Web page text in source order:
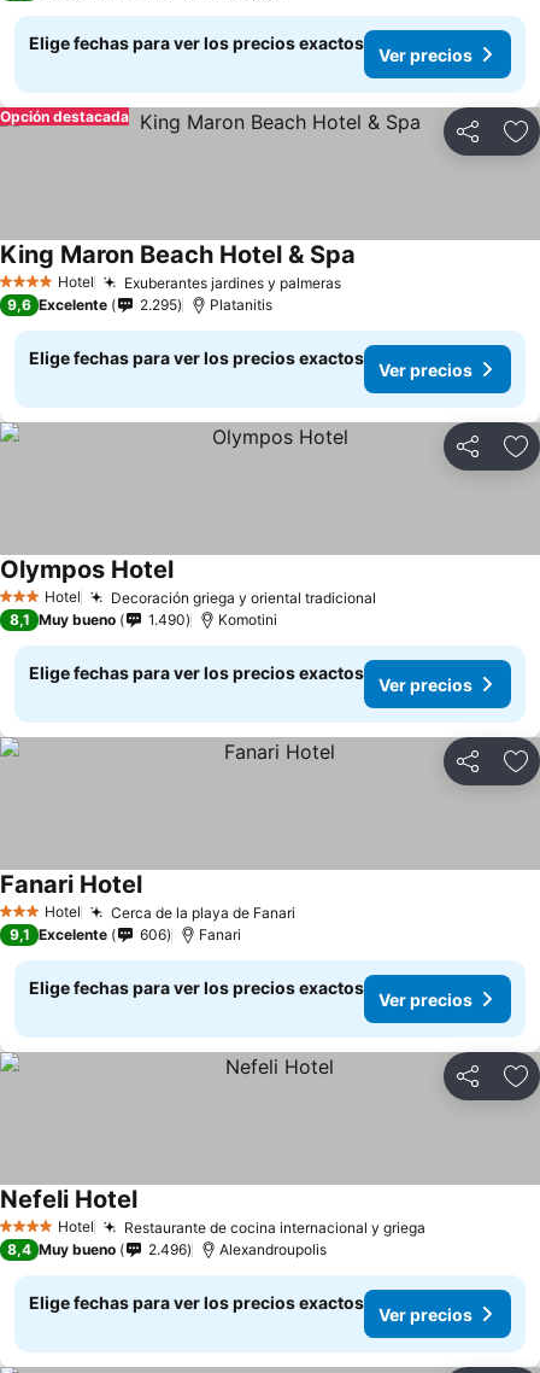
Elige fechas para ver los precios exactos
Ver precios
Compartir
Opción destacada
4 EstrellasHotel Exuberantes jardines y palmerasVer precios
King Maron Beach Hotel & Spa
9,6 Excelente 2.295 Platanitis
Elige fechas para ver los precios exactos
Ver precios
Compartir
3 Estrellas
Hotel Decoración griega y oriental tradicional
Olympos HotelVer precios
8,1 Muy bueno 1.490 Komotini
Elige fechas para ver los precios exactos
Ver precios
Compartir
3 Estrellas
Hotel Cerca de la playa de Fanari
Fanari HotelVer precios
9,1 Excelente 606 Fanari
Elige fechas para ver los precios exactos
Ver precios
Compartir
4 EstrellasHotel Restaurante de cocina internacional y griega
Nefeli HotelVer precios
8,4 Muy bueno 2.496 Alexandroupolis
Elige fechas para ver los precios exactos
Ver precios